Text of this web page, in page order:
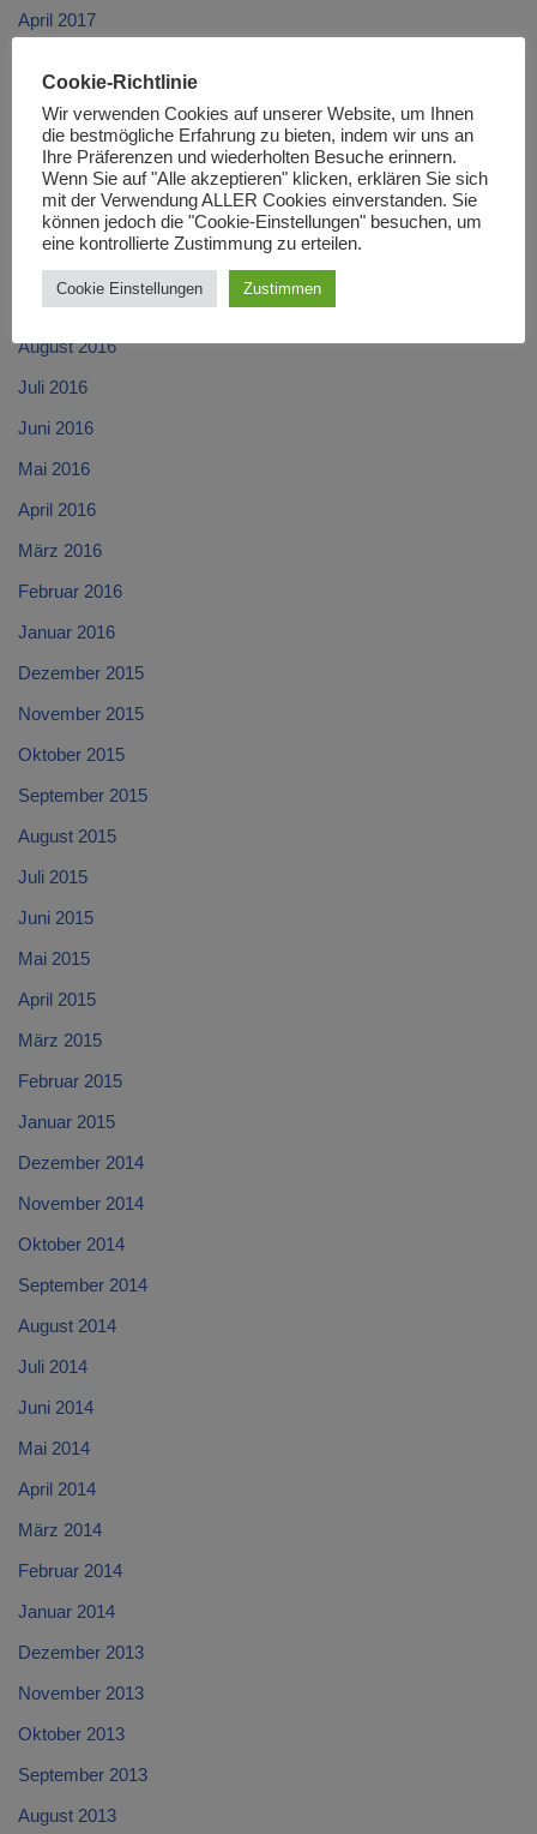
April 2017
Januar 2017
Dezember 2016
November 2016
September 2016
August 2016
Juli 2016
Juni 2016
Mai 2016
April 2016
März 2016
Februar 2016
Januar 2016
Dezember 2015
November 2015
Oktober 2015
September 2015
August 2015
Juli 2015
Juni 2015
Mai 2015
April 2015
März 2015
Februar 2015
Januar 2015
Dezember 2014
November 2014
Oktober 2014
September 2014
August 2014
Juli 2014
Juni 2014
Mai 2014
April 2014
März 2014
Februar 2014
Januar 2014
Dezember 2013
November 2013
Oktober 2013
September 2013
August 2013
Cookie-Richtlinie
Wir verwenden Cookies auf unserer Website, um Ihnen
die bestmögliche Erfahrung zu bieten, indem wir uns an
Ihre Präferenzen und wiederholten Besuche erinnern.
Wenn Sie auf "Alle akzeptieren" klicken, erklären Sie sich
mit der Verwendung ALLER Cookies einverstanden. Sie
können jedoch die "Cookie-Einstellungen" besuchen, um
eine kontrollierte Zustimmung zu erteilen.
Cookie Einstellungen Zustimmen